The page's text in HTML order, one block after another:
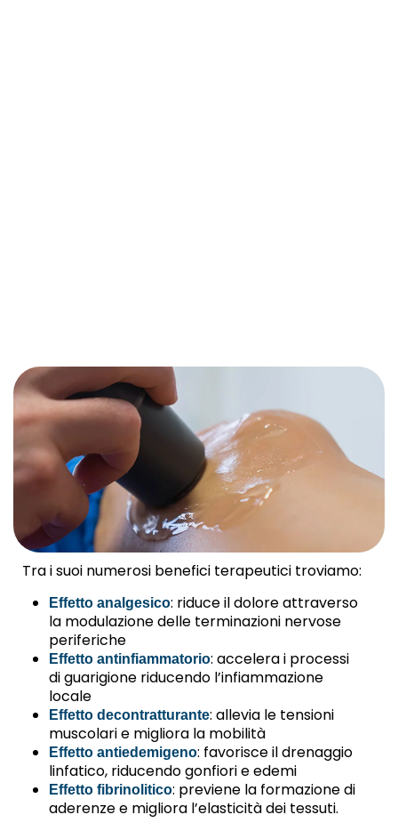
Tra i suoi numerosi benefici terapeutici troviamo:
Effetto analgesico: riduce il dolore attraverso
la modulazione delle terminazioni nervose
periferiche
Effetto antinfiammatorio: accelera i processi
di guarigione riducendo l’infiammazione
locale
Effetto decontratturante: allevia le tensioni
muscolari e migliora la mobilità
Effetto antiedemigeno: favorisce il drenaggio
linfatico, riducendo gonfiori e edemi
Effetto fibrinolitico: previene la formazione di
aderenze e migliora l’elasticità dei tessuti.